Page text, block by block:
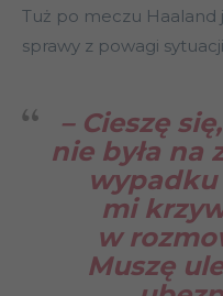
Tuż po meczu Haaland
sprawy z powagi
– Cieszę
nie była na
wypadku
mi
w
Muszę